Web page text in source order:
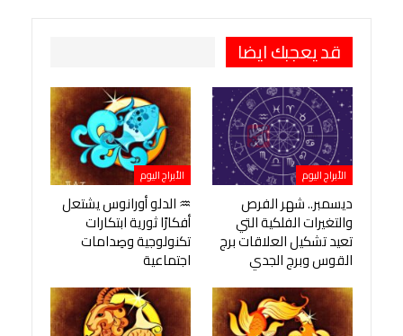
قد يعجبك ايضا
الأبراج اليوم
ديسمبر.. شهر الفرص
والتغيرات الفلكية التي
تعيد تشكيل العلاقات برج
القوس وبرج الجدي
الأبراج اليوم
♒ الدلو أورانوس يشتعل
أفكارًا ثورية ابتكارات
تكنولوجية وصِدامات
اجتماعية